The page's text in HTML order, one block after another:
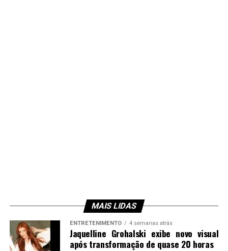
MAIS LIDAS
ENTRETENIMENTO 4 semanas atrás
Jaquelline Grohalski exibe novo visual
após transformação de quase 20 horas